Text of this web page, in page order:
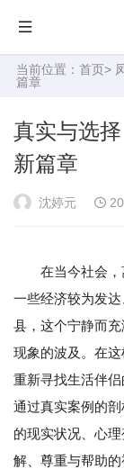
当前位置： 首页>
篇章
真实与选
新篇章
沈婷元
在当今社会
一些经济较为发达
县，这个宁静而
现象的波及。在
重新寻找生活伴
通过真实案例的
的现实状况、心
解、尊重与帮助的